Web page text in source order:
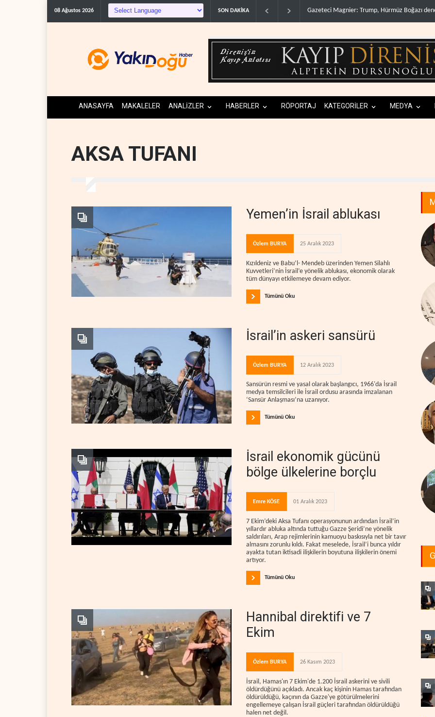
08 Ağustos 2026 SON DAKİKA Irak Direnişi: Misilleme ertelendi, hesap
ANASAYFA MAKALELER ANALİZLER HABERLER RÖPORTAJ KATEGORİLER MEDYA
AKSA TUFANI
Yemen’in İsrail ablukası
Özlem BURYA 25 Aralık 2023
Kızıldeniz ve Babu’l- Mendeb üzerinden Yemen Silahlı
Kuvvetleri’nin İsrail’e yönelik ablukası, ekonomik olarak
tüm dünyayı etkilemeye devam ediyor.
Tümünü Oku
İsrail’in askeri sansürü
Özlem BURYA 12 Aralık 2023
Sansürün resmi ve yasal olarak başlangıcı, 1966'da İsrail
medya temsilcileri ile İsrail ordusu arasında imzalanan
‘Sansür Anlaşması’na uzanıyor.
Tümünü Oku
İsrail ekonomik gücünü
bölge ülkelerine borçlu
Emre KÖSE 01 Aralık 2023
7 Ekim’deki Aksa Tufanı operasyonunun ardından İsrail’in
yıllardır abluka altında tuttuğu Gazze Şeridi’ne yönelik
saldırıları, Arap rejimlerinin kamuoyu baskısıyla net bir tavır
almasını zorunlu kıldı. Fakat meselede, İsrail’i bunca yıldır
ayakta tutan iktisadi ilişkilerin boyutuna ilişkilerin önemi
artıyor.
Tümünü Oku
Hannibal direktifi ve 7
Ekim
Özlem BURYA 26 Kasım 2023
İsrail, Hamas'ın 7 Ekim'de 1.200 İsrail askerini ve sivili
öldürdüğünü açıkladı. Ancak kaç kişinin Hamas tarafından
öldürüldüğü, kaçının da Gazze'ye götürülmelerini
engellemeye çalışan İsrail güçleri tarafından öldürüldüğü
halen net değil.